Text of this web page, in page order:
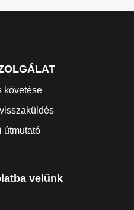
követése
útmutató
velünk